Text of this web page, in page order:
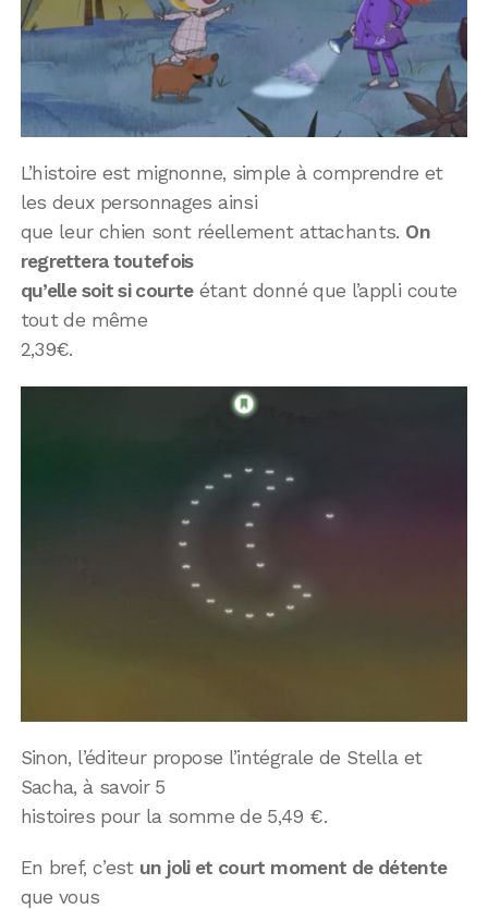
L’histoire est mignonne, simple à comprendre et
les deux personnages ainsi
que leur chien sont réellement attachants. On
regrettera toutefois
qu’elle soit si courteétant donné que l’appli coute
tout de même
2,39€.
Sinon, l’éditeur propose l’intégrale de Stella et
Sacha, à savoir 5
histoires pour la somme de 5,49 €.
En bref, c’est un joli et court moment de détente
que vous